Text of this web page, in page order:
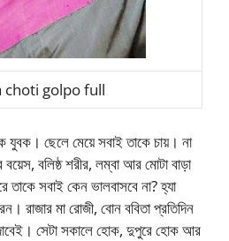
choti golpo full
যুবক। ছেলে মেয়ে সবাই তাকে চায়। না
বলিষ্ঠ শরীর, লম্বা আর মোটা বাড়া
তাকে সবাই কেন ভালবাসবে না? হ্যা
রাজার মা রোজী, বোন ববিতা প্রতিদিন
সেটা সকালে হোক, দুপুরে হোক আর